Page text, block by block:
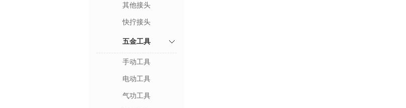
其他接头
快拧接头
五金工具
手动工具
电动工具
气功工具